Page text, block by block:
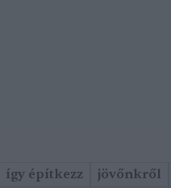
így építkezz jövőnkről